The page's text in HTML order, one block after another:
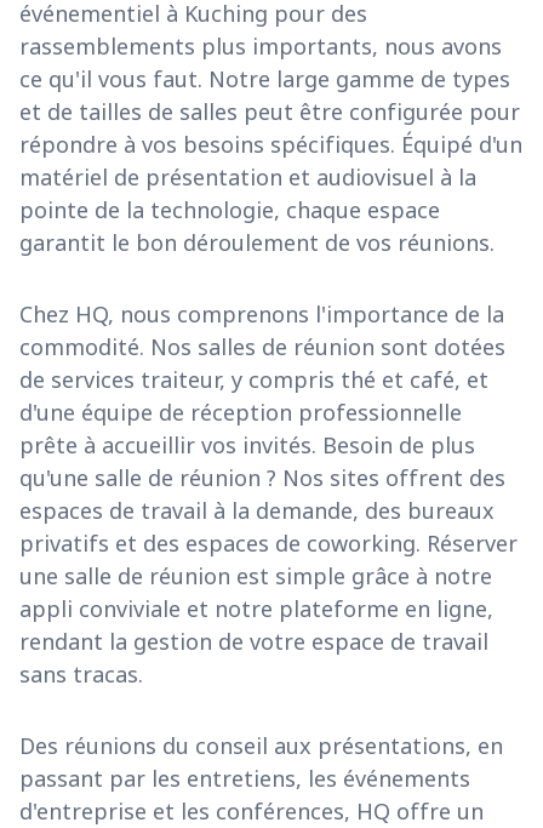
événementiel à Kuching pour des
rassemblements plus importants, nous avons
ce qu'il vous faut. Notre large gamme de types
et de tailles de salles peut être configurée pour
répondre à vos besoins spécifiques. Équipé d'un
matériel de présentation et audiovisuel à la
pointe de la technologie, chaque espace
garantit le bon déroulement de vos réunions.
Chez HQ, nous comprenons l'importance de la
commodité. Nos salles de réunion sont dotées
de services traiteur, y compris thé et café, et
d'une équipe de réception professionnelle
prête à accueillir vos invités. Besoin de plus
qu'une salle de réunion ? Nos sites offrent des
espaces de travail à la demande, des bureaux
privatifs et des espaces de coworking. Réserver
une salle de réunion est simple grâce à notre
appli conviviale et notre plateforme en ligne,
rendant la gestion de votre espace de travail
sans tracas.
Des réunions du conseil aux présentations, en
passant par les entretiens, les événements
d'entreprise et les conférences, HQ offre un